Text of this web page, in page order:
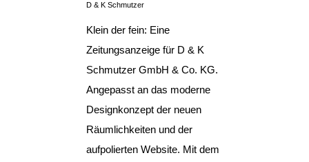
D & K Schmutzer
Klein der fein: Eine
Zeitungsanzeige für D & K
Schmutzer GmbH & Co. KG.
Angepasst an das moderne
Designkonzept der neuen
Räumlichkeiten und der
aufpolierten Website. Mit dem